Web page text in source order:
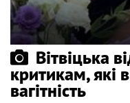
Вітвіцька
критикам, які
вагітність